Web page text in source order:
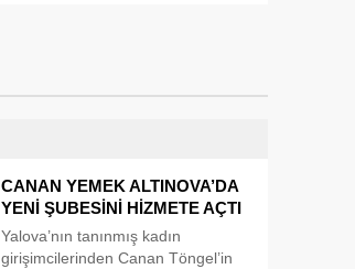
CANAN YEMEK ALTINOVA’DA
YENİ ŞUBESİNİ HİZMETE AÇTI
Yalova’nın tanınmış kadın
girişimcilerinden Canan Töngel’in